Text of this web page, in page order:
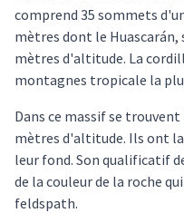
comprend 35 sommets
mètres dont le
mètres d'altitude. La
montagnes tropicale la
Dans ce massif se trouvent
mètres d'altitude. Ils ont
leur fond. Son qualificatif
de la couleur de la roche
feldspath.